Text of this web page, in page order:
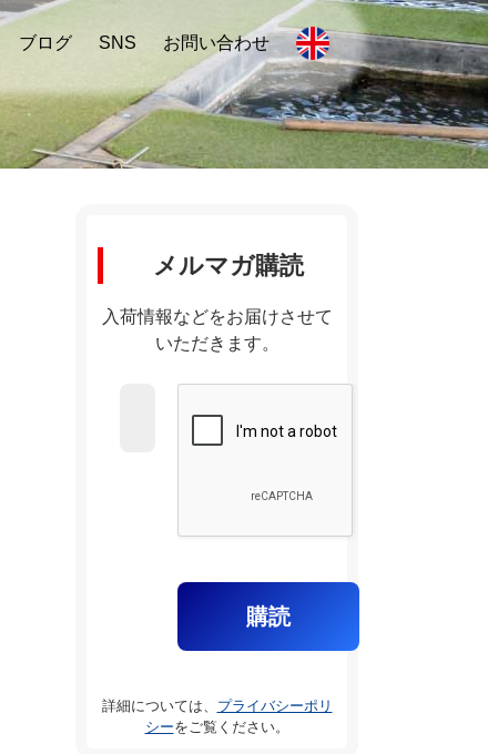
ブログ SNS お問い合わせ
メルマガ購読
入荷情報などをお届けさせて
いただきます。
詳細については、 プライバシーポリ
シーをご覧ください。